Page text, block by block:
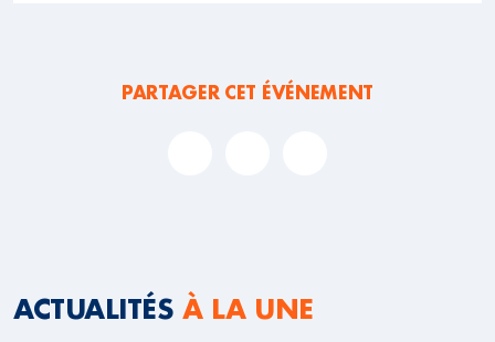
PARTAGER CET ÉVÉNEMENT
ACTUALITÉS À LA UNE